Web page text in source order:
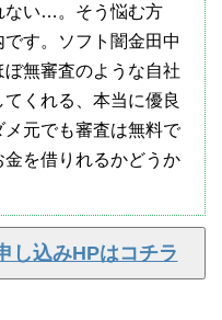
ない…。そう悩む方
す。ソフト闇金田中
無審査のような自社
くれる、本当に優良
元でも審査は無料で
を借りれるかどうか
し込みHPはコチラ